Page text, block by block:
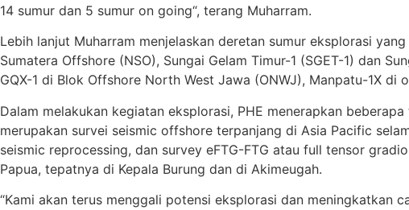
14 sumur dan 5 sumur on going“, terang Muharram.
Lebih lanjut Muharram menjelaskan deretan sumur eksplorasi
Sumatera Offshore (NSO), Sungai Gelam Timur-1 (SGET-1) dan
GQX-1 di Blok Offshore North West Jawa (ONWJ), Manpatu-1X
Dalam melakukan kegiatan eksplorasi, PHE menerapkan
merupakan survei seismic offshore terpanjang di Asia Pacific
seismic reprocessing, dan survey eFTG-FTG atau full tensor
Papua, tepatnya di Kepala Burung dan di Akimeugah.
“Kami akan terus menggali potensi eksplorasi dan meningkatkan